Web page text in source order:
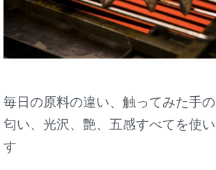
毎日の原料の違い、触ってみた手
匂い、光沢、艶、五感すべてを使
す